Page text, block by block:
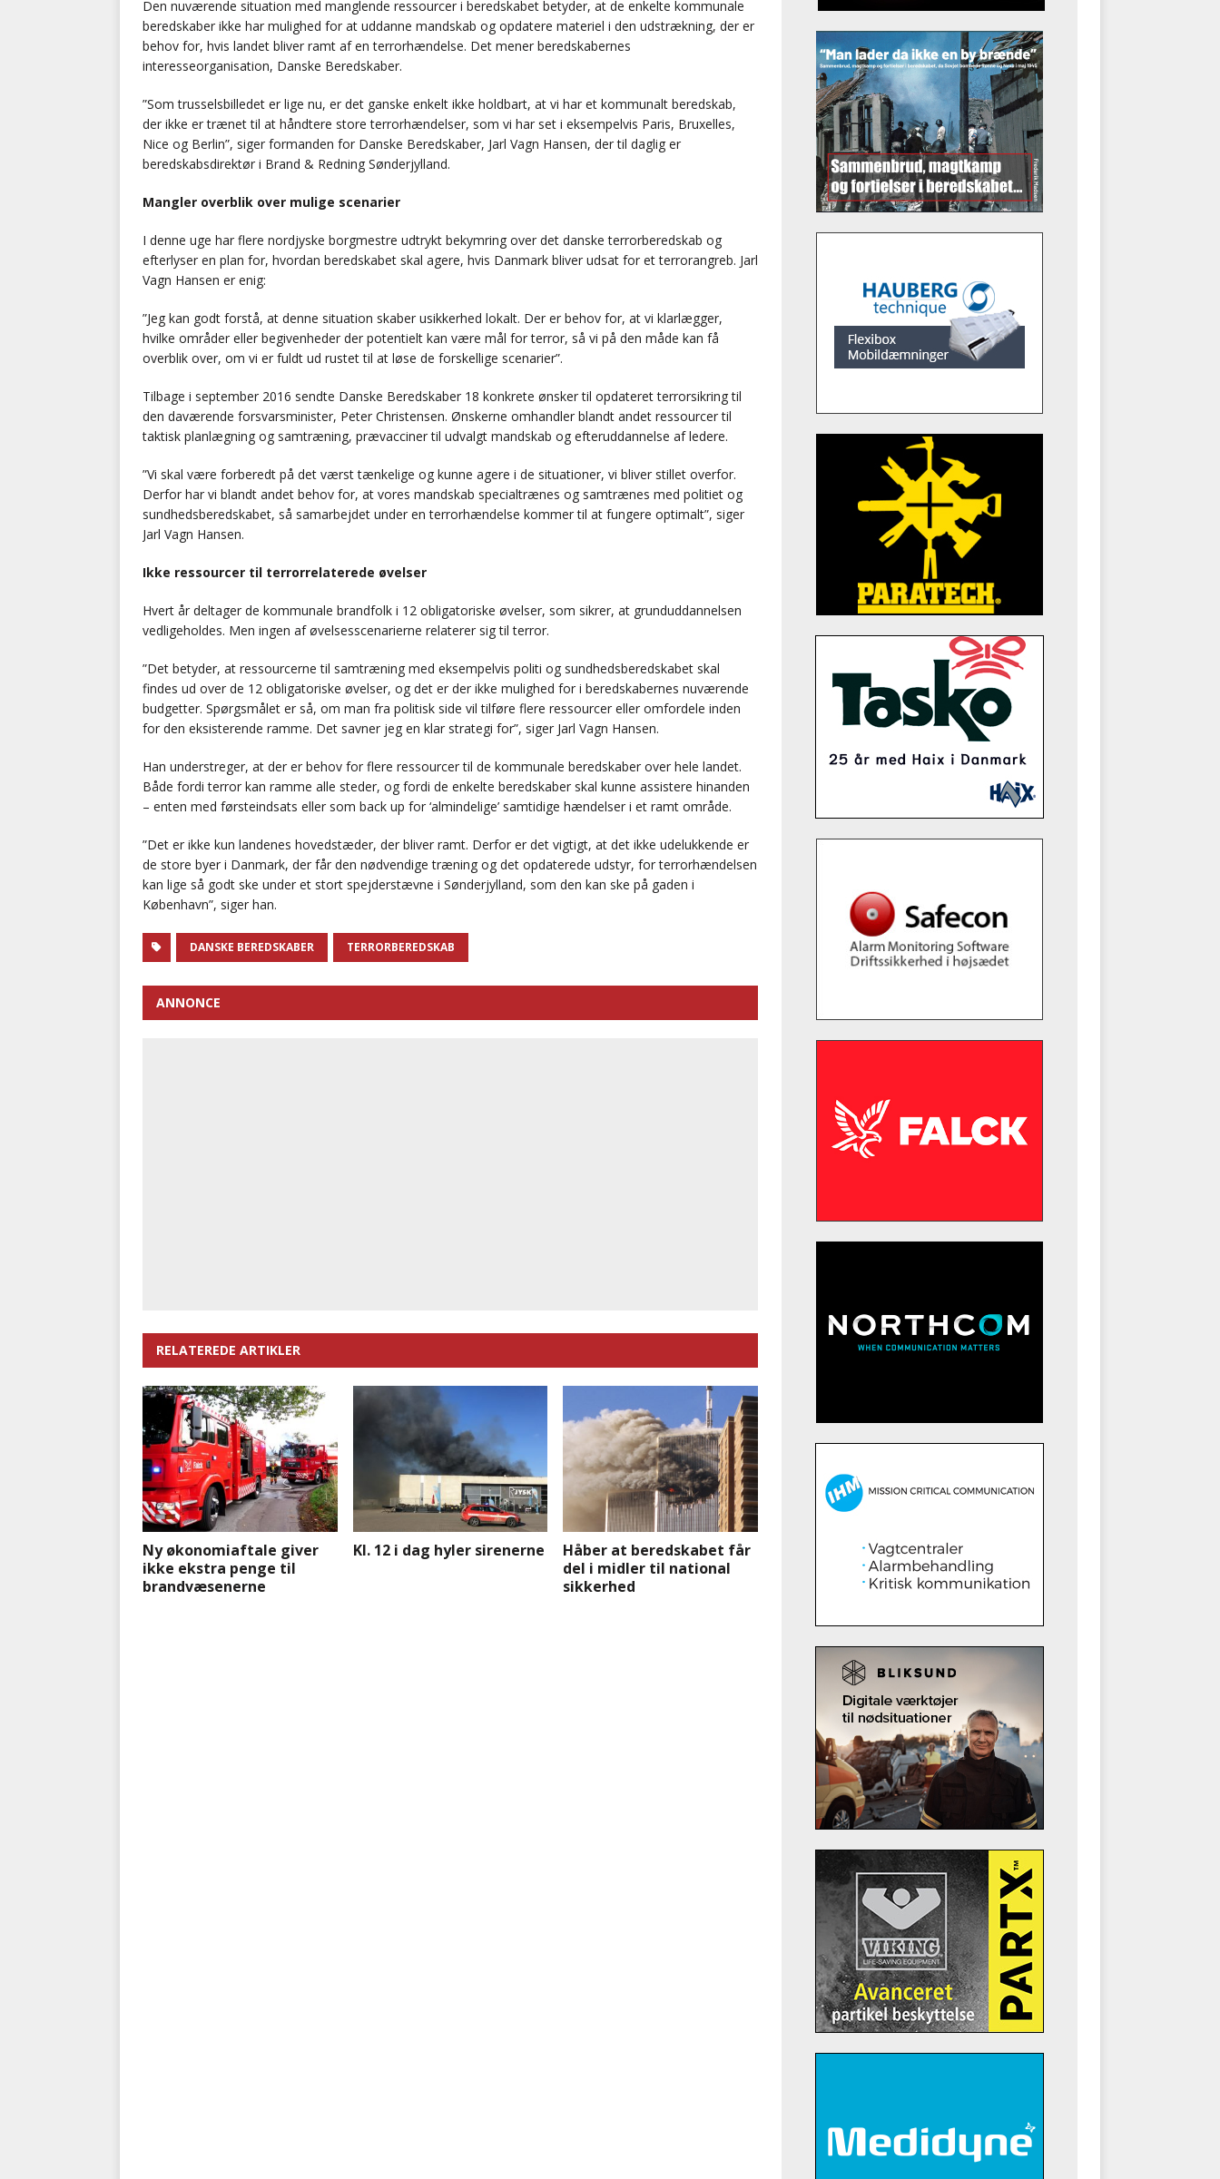
Den nuværende situation med manglende ressourcer i beredskabet betyder, at de enkelte kommunale
beredskaber ikke har mulighed for at uddanne mandskab og opdatere materiel i den udstrækning, der er
behov for, hvis landet bliver ramt af en terrorhændelse. Det mener beredskabernes
interesseorganisation, Danske Beredskaber.
”Som trusselsbilledet er lige nu, er det ganske enkelt ikke holdbart, at vi har et kommunalt beredskab,
der ikke er trænet til at håndtere store terrorhændelser, som vi har set i eksempelvis Paris, Bruxelles,
Nice og Berlin”, siger formanden for Danske Beredskaber, Jarl Vagn Hansen, der til daglig er
beredskabsdirektør i Brand & Redning Sønderjylland.
Mangler overblik over mulige scenarier
I denne uge har flere nordjyske borgmestre udtrykt bekymring over det danske terrorberedskab og
efterlyser en plan for, hvordan beredskabet skal agere, hvis Danmark bliver udsat for et terrorangreb. Jarl
Vagn Hansen er enig:
”Jeg kan godt forstå, at denne situation skaber usikkerhed lokalt. Der er behov for, at vi klarlægger,
hvilke områder eller begivenheder der potentielt kan være mål for terror, så vi på den måde kan få
overblik over, om vi er fuldt ud rustet til at løse de forskellige scenarier”.
Tilbage i september 2016 sendte Danske Beredskaber 18 konkrete ønsker til opdateret terrorsikring til
den daværende forsvarsminister, Peter Christensen. Ønskerne omhandler blandt andet ressourcer til
taktisk planlægning og samtræning, prævacciner til udvalgt mandskab og efteruddannelse af ledere.
”Vi skal være forberedt på det værst tænkelige og kunne agere i de situationer, vi bliver stillet overfor.
Derfor har vi blandt andet behov for, at vores mandskab specialtrænes og samtrænes med politiet og
sundhedsberedskabet, så samarbejdet under en terrorhændelse kommer til at fungere optimalt”, siger
Jarl Vagn Hansen.
Ikke ressourcer til terrorrelaterede øvelser
Hvert år deltager de kommunale brandfolk i 12 obligatoriske øvelser, som sikrer, at grunduddannelsen
vedligeholdes. Men ingen af øvelsesscenarierne relaterer sig til terror.
”Det betyder, at ressourcerne til samtræning med eksempelvis politi og sundhedsberedskabet skal
findes ud over de 12 obligatoriske øvelser, og det er der ikke mulighed for i beredskabernes nuværende
budgetter. Spørgsmålet er så, om man fra politisk side vil tilføre flere ressourcer eller omfordele inden
for den eksisterende ramme. Det savner jeg en klar strategi for”, siger Jarl Vagn Hansen.
Han understreger, at der er behov for flere ressourcer til de kommunale beredskaber over hele landet.
Både fordi terror kan ramme alle steder, og fordi de enkelte beredskaber skal kunne assistere hinanden
– enten med førsteindsats eller som back up for ‘almindelige’ samtidige hændelser i et ramt område.
”Det er ikke kun landenes hovedstæder, der bliver ramt. Derfor er det vigtigt, at det ikke udelukkende er
de store byer i Danmark, der får den nødvendige træning og det opdaterede udstyr, for terrorhændelsen
kan lige så godt ske under et stort spejderstævne i Sønderjylland, som den kan ske på gaden i
København”, siger han.
DANSKE BEREDSKABER TERRORBEREDSKAB
ANNONCE
RELATEREDE ARTIKLER
Ny økonomiaftale giver
ikke ekstra penge til
brandvæsenerne
Kl. 12 i dag hyler sirenerne
Håber at beredskabet får
del i midler til national
sikkerhed